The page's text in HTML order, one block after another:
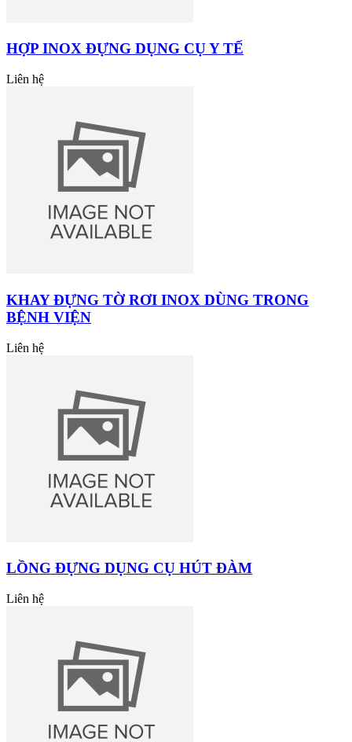
HỢP INOX ĐỰNG DỤNG CỤ Y TẾ
Liên hệ
KHAY ĐỰNG TỜ RƠI INOX DÙNG TRONG
BỆNH VIỆN
Liên hệ
LỒNG ĐỰNG DỤNG CỤ HÚT ĐÀM
Liên hệ